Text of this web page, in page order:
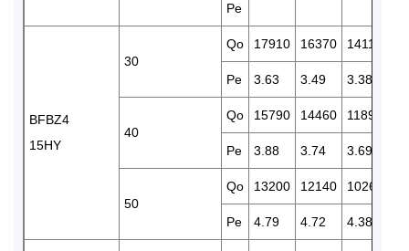
Pe
BFBZ4
15HY
30
Qo 17910 16370 14110
Pe 3.63 3.49 3.38
40
Qo 15790 14460 11890
Pe 3.88 3.74 3.69
50
Qo 13200 12140 10260
Pe 4.79 4.72 4.38